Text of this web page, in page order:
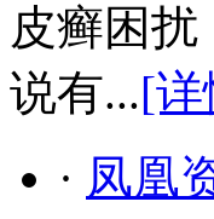
皮癣困
说有...[详
· 凤凰